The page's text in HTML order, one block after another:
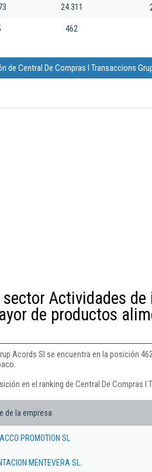
24.311
462
de Central De Compras I Transaccions
sector Actividades
de productos
Acords Sl se encuentra en la posición
en el ranking de Central De Compras
de la empresa
PROMOTION SL
MENTEVERA SL.